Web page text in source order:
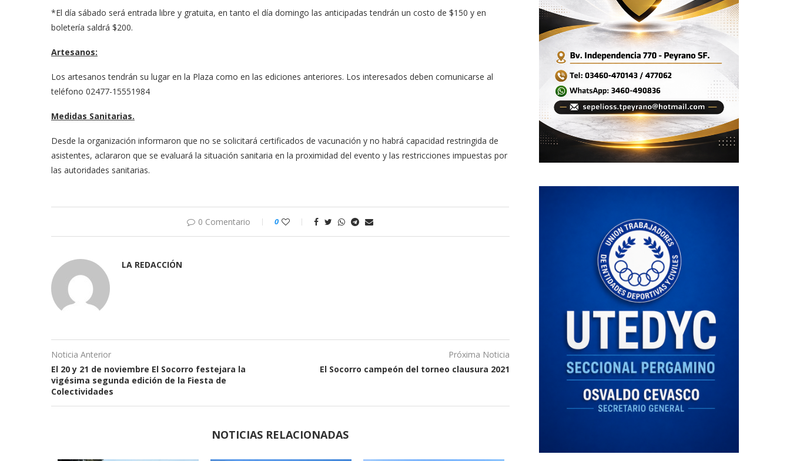
*El día sábado será entrada libre y gratuita, en tanto el día domingo las anticipadas tendrán un costo de $150 y en
boletería saldrá $200.
Artesanos:
Los artesanos tendrán su lugar en la Plaza como en las ediciones anteriores. Los interesados deben comunicarse al
teléfono 02477-15551984
Medidas Sanitarias.
Desde la organización informaron que no se solicitará certificados de vacunación y no habrá capacidad restringida de
asistentes, aclararon que se evaluará la situación sanitaria en la proximidad del evento y las restricciones impuestas por
las autoridades sanitarias.
0 Comentario 0
LA REDACCIÓN
Noticia Anterior
El 20 y 21 de noviembre El Socorro festejara la
vigésima segunda edición de la Fiesta de
Colectividades
Próxima Noticia
El Socorro campeón del torneo clausura 2021
NOTICIAS RELACIONADAS